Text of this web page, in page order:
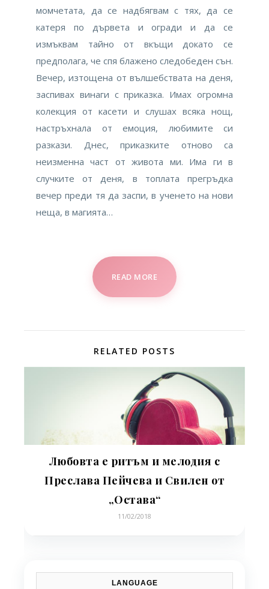
момчетата, да се надбягвам с тях, да се
катеря по дървета и огради и да се
измъквам тайно от вкъщи докато се
предполага, че спя блажено следобеден сън.
Вечер, изтощена от вълшебствата на деня,
заспивах винаги с приказка. Имах огромна
колекция от касети и слушах всяка нощ,
настръхнала от емоция, любимите си
разкази. Днес, приказките отново са
неизменна част от живота ми. Има ги в
случките от деня, в топлата прегръдка
вечер преди тя да заспи, в ученето на нови
неща, в магията…
READ MORE
RELATED POSTS
Любовта е ритъм и мелодия с
Преслава Пейчева и Свилен от
„Остава“
11/02/2018
LANGUAGE